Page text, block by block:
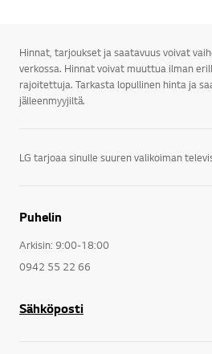
Hinnat, tarjoukset ja saatavuus voivat
verkossa. Hinnat voivat muuttua ilman
rajoitettuja. Tarkasta lopullinen hinta ja
jälleenmyyjiltä.
Puhelin
Arkisin: 9:00-18:00
0942 55 22 66
Sähköposti